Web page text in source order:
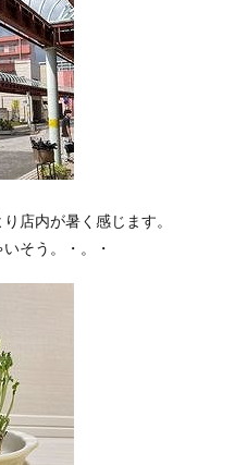
店内が暑く感じます。
そう。・。・